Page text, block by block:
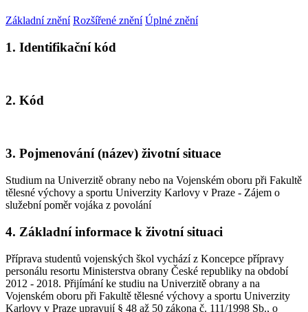
Základní znění Rozšířené znění Úplné znění
1. Identifikační kód
2. Kód
3. Pojmenování (název) životní situace
Studium na Univerzitě obrany nebo na Vojenském oboru při Fakultě
tělesné výchovy a sportu Univerzity Karlovy v Praze - Zájem o
služební poměr vojáka z povolání
4. Základní informace k životní situaci
Příprava studentů vojenských škol vychází z Koncepce přípravy
personálu resortu Ministerstva obrany České republiky na období
2012 - 2018. Přijímání ke studiu na Univerzitě obrany a na
Vojenském oboru při Fakultě tělesné výchovy a sportu Univerzity
Karlovy v Praze upravují § 48 až 50 zákona č. 111/1998 Sb., o